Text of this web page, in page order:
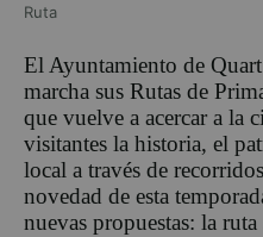
Ruta
El Ayuntamiento de
marcha sus Rutas de
que vuelve a acercar a la
visitantes la historia, el
local a través de
novedad de esta
nuevas propuestas: la